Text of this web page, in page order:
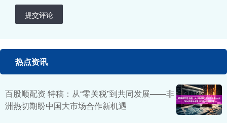
提交评论
热点资讯
百股顺配资 特稿：从“零关税”到共同发展——非
洲热切期盼中国大市场合作新机遇